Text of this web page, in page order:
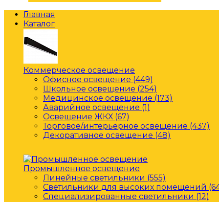
Главная
Каталог
Коммерческое освещение
Офисное освещение (449)
Школьное освещение (254)
Медицинское освещение (173)
Аварийное освещение (1)
Освещение ЖКХ (67)
Торговое/интерьерное освещение (437)
Декоративное освещение (48)
Промышленное освещение
Линейные светильники (555)
Светильники для высоких помещений
Специализированные светильники (12)